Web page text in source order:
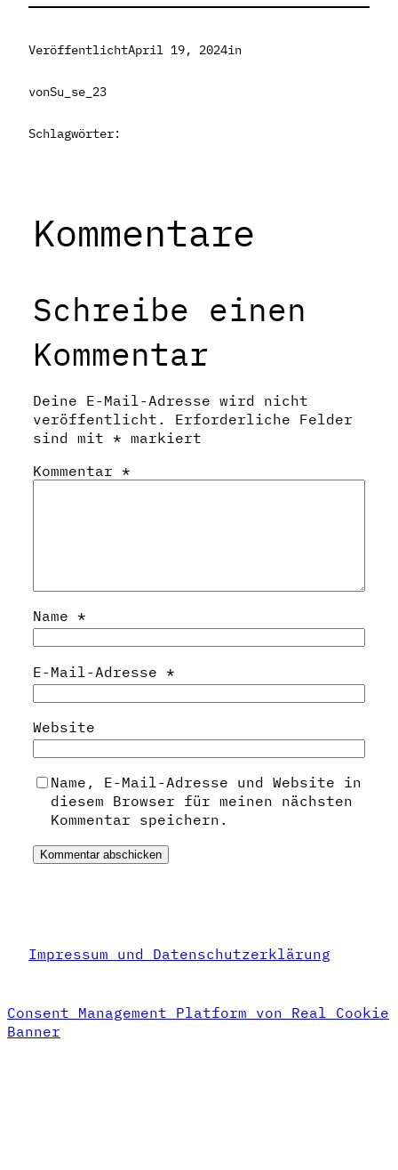
VeröffentlichtApril 19, 2024in
vonSu_se_23
Schlagwörter:
Kommentare
Schreibe einen
Kommentar
Deine E-Mail-Adresse wird nicht
veröffentlicht.
Erforderliche Felder
sind mit * markiert
Kommentar *
Name *
E-Mail-Adresse *
Website
Name, E-Mail-Adresse und Website in
diesem Browser für meinen nächsten
Kommentar speichern.
Impressum und Datenschutzerklärung
Consent Management Platform von Real Cookie
Banner